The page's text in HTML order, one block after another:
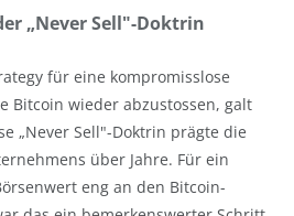
„Never Sell"-Doktrin
für eine kompromisslose
Bitcoin wieder abzustossen, galt
„Never Sell"-Doktrin prägte die
über Jahre. Für ein
eng an den Bitcoin-